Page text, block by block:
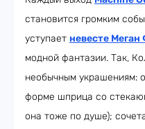
становится громким
уступает невесте Меган
модной фантазии. Так,
необычным украшениям:
форме шприца со
она тоже по душе);